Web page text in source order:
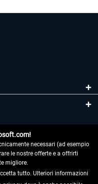
necessari (ad esempio
le nostre offerte e a offrirti
migliore.
tutto. Ulteriori informazioni